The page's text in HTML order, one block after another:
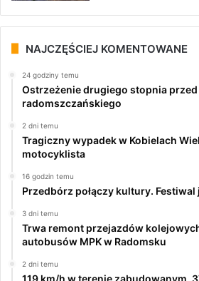
NAJCZĘŚCIEJ KOMENTOWANE
24 godziny temu
Ostrzeżenie drugiego stopnia
radomszczańskiego
2 dni temu
Tragiczny wypadek w Kobielach
motocyklista
16 godzin temu
Przedbórz połączy kultury.
3 dni temu
Trwa remont przejazdów
autobusów MPK w Radomsku
2 dni temu
119 km/h w terenie zabudowanym.